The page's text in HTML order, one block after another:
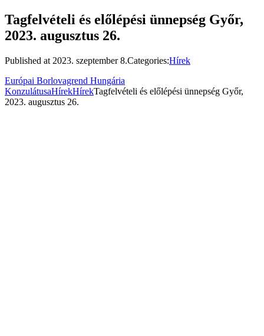
Tagfelvételi és előlépési ünnepség Győr,
2023. augusztus 26.
Published at 2023. szeptember 8.Categories:Hírek
Európai Borlovagrend Hungária
KonzulátusaHírekHírekTagfelvételi és előlépési ünnepség Győr,
2023. augusztus 26.